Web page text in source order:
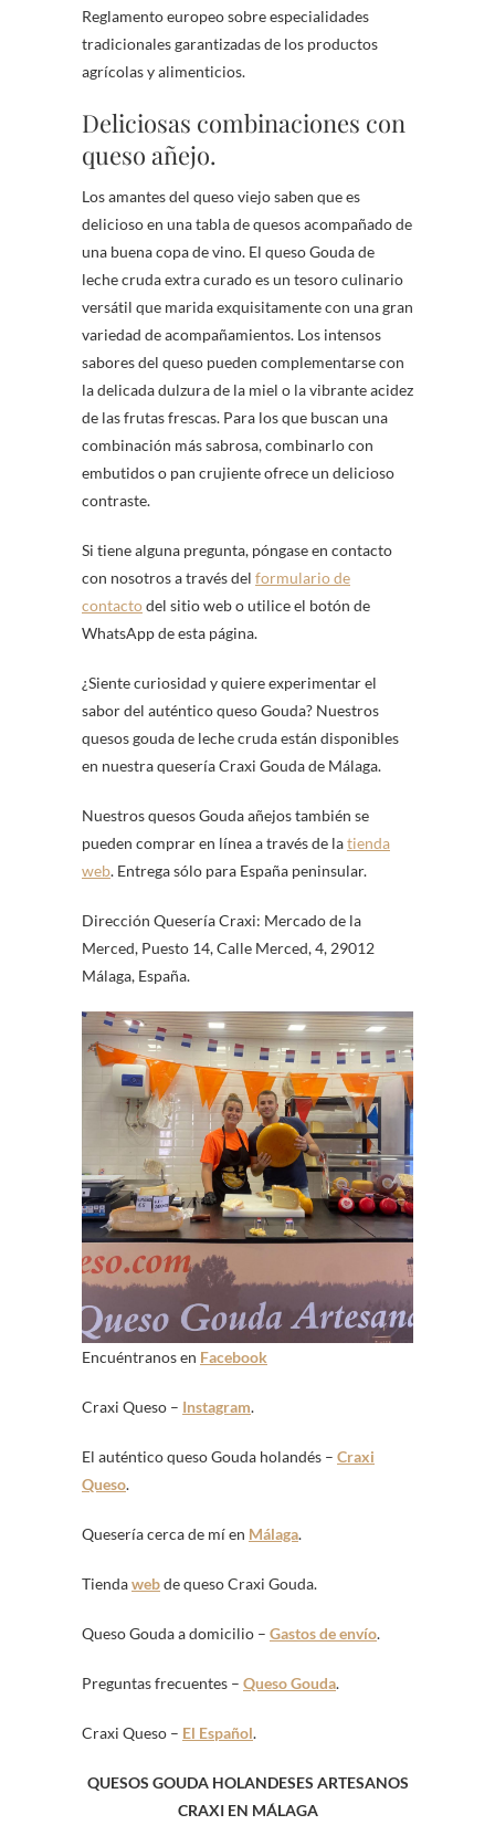
Reglamento europeo sobre especialidades
tradicionales garantizadas de los productos
agrícolas y alimenticios.
Deliciosas combinaciones con
queso añejo.
Los amantes del queso viejo saben que es
delicioso en una tabla de quesos acompañado de
una buena copa de vino. El queso Gouda de
leche cruda extra curado es un tesoro culinario
versátil que marida exquisitamente con una gran
variedad de acompañamientos. Los intensos
sabores del queso pueden complementarse con
la delicada dulzura de la miel o la vibrante acidez
de las frutas frescas. Para los que buscan una
combinación más sabrosa, combinarlo con
embutidos o pan crujiente ofrece un delicioso
contraste.
Si tiene alguna pregunta, póngase en contacto
con nosotros a través del formulario de
contactodel sitio web o utilice el botón de
WhatsApp de esta página.
¿Siente curiosidad y quiere experimentar el
sabor del auténtico queso Gouda? Nuestros
quesos gouda de leche cruda están disponibles
en nuestra quesería Craxi Gouda de Málaga.
Nuestros quesos Gouda añejos también se
pueden comprar en línea a través de latienda
web. Entrega sólo para España peninsular.
Dirección Quesería Craxi: Mercado de la
Merced, Puesto 14, Calle Merced, 4, 29012
Málaga, España.
Encuéntranos en Facebook
Craxi Queso – Instagram.
El auténtico queso Gouda holandés – Craxi
Queso.
Quesería cerca de mí en Málaga.
Tiendawebde queso Craxi Gouda.
Queso Gouda a domicilio – Gastos de envío.
Preguntas frecuentes – Queso Gouda.
Craxi Queso – El Español.
QUESOS GOUDA HOLANDESES ARTESANOS
CRAXI EN MÁLAGA